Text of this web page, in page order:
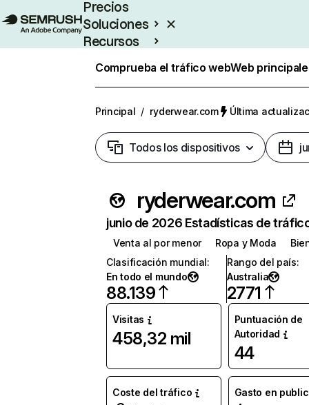
Precios
Soluciones
Recursos
Comprueba el tráfico webWeb
Principal / ryderwear.com Última
Todos los dispositivos
ryderwear.com
junio de 2026 Estadísticas de
Venta al por menor Ropa y Moda
Clasificación mundial:
En todo el mundo
88.139
Rango del país:
Australia
2771
Visitas
458,32 mil
Puntuación de
Autoridad
44
Coste del tráfico Gasto en